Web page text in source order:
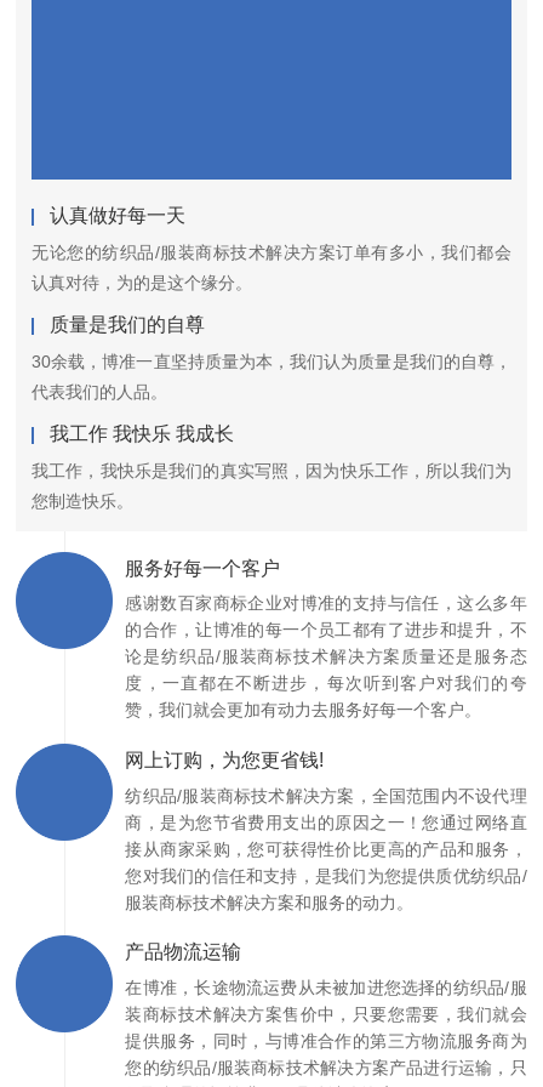
认真做好每一天
无论您的纺织品/服装商标技术解决方案订单有多小，我们都会
认真对待，为的是这个缘分。
质量是我们的自尊
30余载，博准一直坚持质量为本，我们认为质量是我们的自尊，
代表我们的人品。
我工作 我快乐 我成长
我工作，我快乐是我们的真实写照，因为快乐工作，所以我们为
您制造快乐。
服务好每一个客户
感谢数百家商标企业对博准的支持与信任，这么多年
的合作，让博准的每一个员工都有了进步和提升，不
论是纺织品/服装商标技术解决方案质量还是服务态
度，一直都在不断进步，每次听到客户对我们的夸
赞，我们就会更加有动力去服务好每一个客户。
网上订购，为您更省钱!
纺织品/服装商标技术解决方案，全国范围内不设代理
商，是为您节省费用支出的原因之一！您通过网络直
接从商家采购，您可获得性价比更高的产品和服务，
您对我们的信任和支持，是我们为您提供质优纺织品/
服装商标技术解决方案和服务的动力。
产品物流运输
在博准，长途物流运费从未被加进您选择的纺织品/服
装商标技术解决方案售价中，只要您需要，我们就会
提供服务，同时，与博准合作的第三方物流服务商为
您的纺织品/服装商标技术解决方案产品进行运输，只